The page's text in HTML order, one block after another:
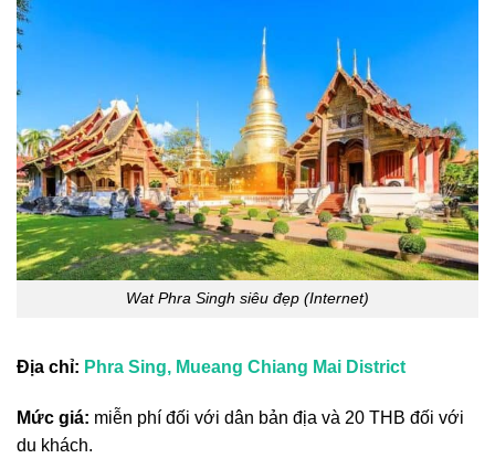
Wat Phra Singh siêu đẹp (Internet)
Địa chỉ: Phra Sing, Mueang Chiang Mai District
Mức giá: miễn phí đối với dân bản địa và 20 THB đối với
du khách.